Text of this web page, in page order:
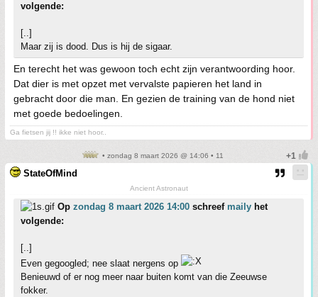
volgende:
[..]
Maar zij is dood. Dus is hij de sigaar.
En terecht het was gewoon toch echt zijn verantwoording hoor.
Dat dier is met opzet met vervalste papieren het land in
gebracht door die man. En gezien de training van de hond niet
met goede bedoelingen.
Ga fietsen jij !! ikke niet hoor..
• zondag 8 maart 2026 @ 14:06 • 11
StateOfMind
Ancient Astronaut
Op zondag 8 maart 2026 14:00 schreef maily het
volgende:
[..]
Even gegoogled; nee slaat nergens op
Benieuwd of er nog meer naar buiten komt van die Zeeuwse
fokker.